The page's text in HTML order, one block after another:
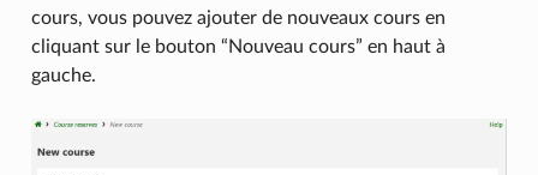
cours, vous pouvez ajouter de nouveaux cours en
cliquant sur le bouton “Nouveau cours” en haut à
gauche.